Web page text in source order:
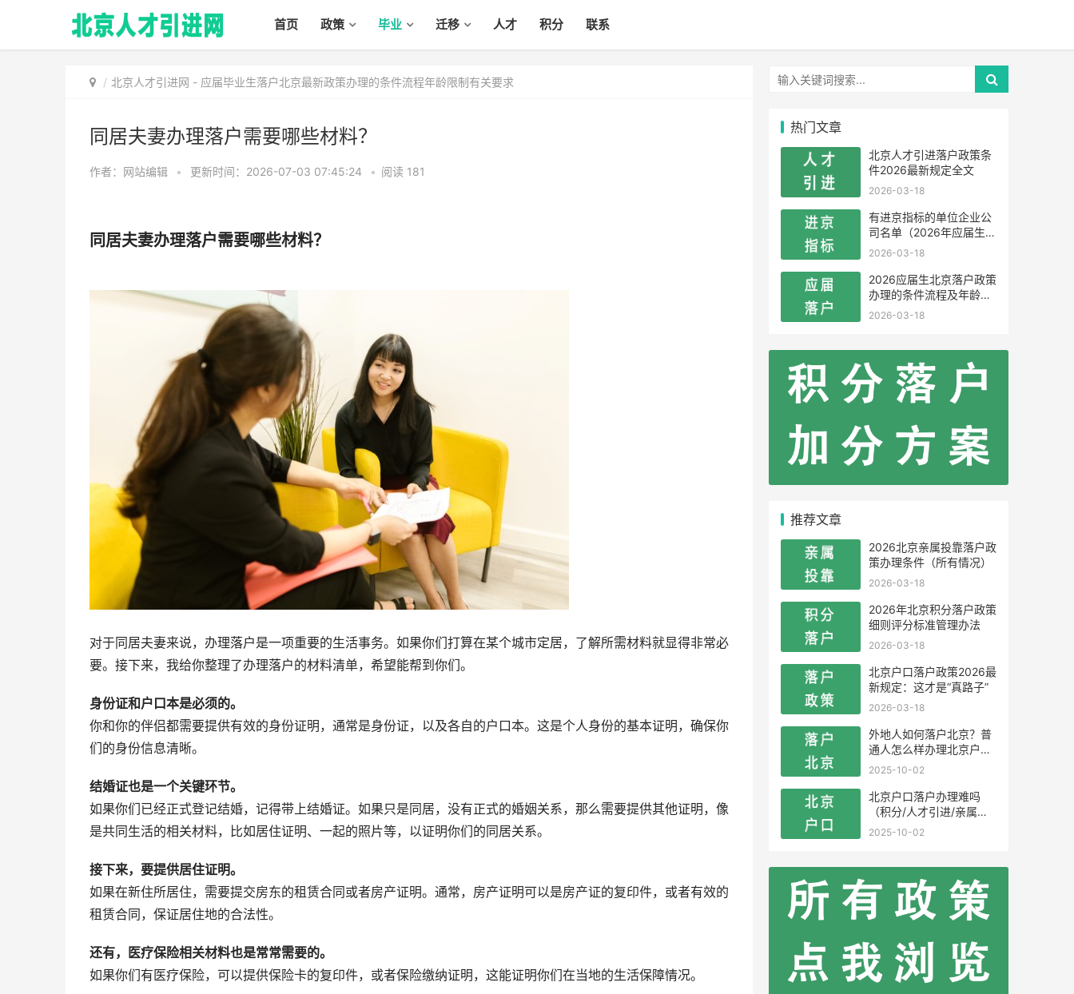
首页 政策 毕业 迁移 人才 积分 联系
北京人才引进网 - 应届毕业生落户北京最新政策办理的条件流程年龄限制有关要求
同居夫妻办理落户需要哪些材料？
作者：网站编辑 • 更新时间：2026-07-03 07:45:24 • 阅读 181
同居夫妻办理落户需要哪些材料？
对于同居夫妻来说，办理落户是一项重要的生活事务。如果你们打算在某个城市定居，了解所需材料就显得非常必
要。接下来，我给你整理了办理落户的材料清单，希望能帮到你们。
身份证和户口本是必须的。
你和你的伴侣都需要提供有效的身份证明，通常是身份证，以及各自的户口本。这是个人身份的基本证明，确保你
们的身份信息清晰。
结婚证也是一个关键环节。
如果你们已经正式登记结婚，记得带上结婚证。如果只是同居，没有正式的婚姻关系，那么需要提供其他证明，像
是共同生活的相关材料，比如居住证明、一起的照片等，以证明你们的同居关系。
接下来，要提供居住证明。
如果在新住所居住，需要提交房东的租赁合同或者房产证明。通常，房产证明可以是房产证的复印件，或者有效的
租赁合同，保证居住地的合法性。
还有，医疗保险相关材料也是常常需要的。
如果你们有医疗保险，可以提供保险卡的复印件，或者保险缴纳证明，这能证明你们在当地的生活保障情况。
热门文章
北京人才引进落户政策条
件2026最新规定全文
2026-03-18
有进京指标的单位企业公
司名单（2026年应届生留
学生）
2026-03-18
2026应届生北京落户政策
办理的条件流程及年龄限
制
2026-03-18
推荐文章
2026北京亲属投靠落户政
策办理条件（所有情况）
2026-03-18
2026年北京积分落户政策
细则评分标准管理办法
2026-03-18
北京户口落户政策2026最
新规定：这才是“真路子”
2026-03-18
外地人如何落户北京？普
通人怎么样办理北京户
口？
2025-10-02
北京户口落户办理难吗
（积分/人才引进/亲属投
靠）
2025-10-02